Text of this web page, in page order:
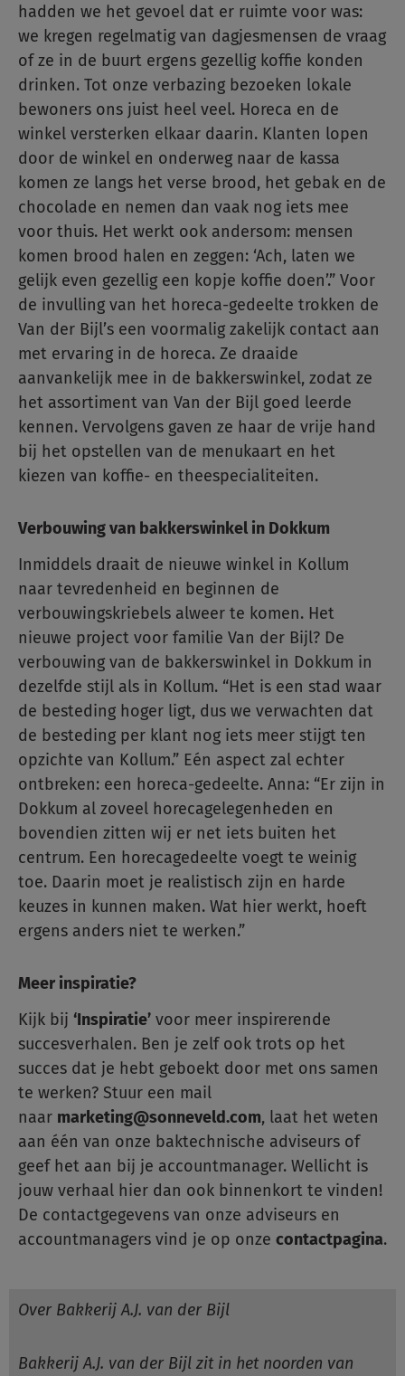
hadden we het gevoel dat er ruimte voor was:
we kregen regelmatig van dagjesmensen de vraag
of ze in de buurt ergens gezellig koffie konden
drinken. Tot onze verbazing bezoeken lokale
bewoners ons juist heel veel. Horeca en de
winkel versterken elkaar daarin. Klanten lopen
door de winkel en onderweg naar de kassa
komen ze langs het verse brood, het gebak en de
chocolade en nemen dan vaak nog iets mee
voor thuis. Het werkt ook andersom: mensen
komen brood halen en zeggen: ‘Ach, laten we
gelijk even gezellig een kopje koffie doen’.” Voor
de invulling van het horeca-gedeelte trokken de
Van der Bijl’s een voormalig zakelijk contact aan
met ervaring in de horeca. Ze draaide
aanvankelijk mee in de bakkerswinkel, zodat ze
het assortiment van Van der Bijl goed leerde
kennen. Vervolgens gaven ze haar de vrije hand
bij het opstellen van de menukaart en het
kiezen van koffie- en theespecialiteiten.
Verbouwing van bakkerswinkel in Dokkum
Inmiddels draait de nieuwe winkel in Kollum
naar tevredenheid en beginnen de
verbouwingskriebels alweer te komen. Het
nieuwe project voor familie Van der Bijl? De
verbouwing van de bakkerswinkel in Dokkum in
dezelfde stijl als in Kollum. “Het is een stad waar
de besteding hoger ligt, dus we verwachten dat
de besteding per klant nog iets meer stijgt ten
opzichte van Kollum.” Eén aspect zal echter
ontbreken: een horeca-gedeelte. Anna: “Er zijn in
Dokkum al zoveel horecagelegenheden en
bovendien zitten wij er net iets buiten het
centrum. Een horecagedeelte voegt te weinig
toe. Daarin moet je realistisch zijn en harde
keuzes in kunnen maken. Wat hier werkt, hoeft
ergens anders niet te werken.”
Meer inspiratie?
Kijk bij ‘Inspiratie’ voor meer inspirerende
succesverhalen. Ben je zelf ook trots op het
succes dat je hebt geboekt door met ons samen
te werken? Stuur een mail
naar marketing@sonneveld.com, laat het weten
aan één van onze baktechnische adviseurs of
geef het aan bij je accountmanager. Wellicht is
jouw verhaal hier dan ook binnenkort te vinden!
De contactgegevens van onze adviseurs en
accountmanagers vind je op onze contactpagina.
Over Bakkerij A.J. van der Bijl
Bakkerij A.J. van der Bijl zit in het noorden van